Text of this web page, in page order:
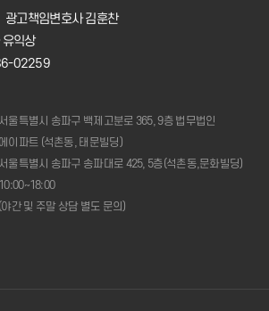
광고책임변호사 김훈찬
익상
02259
서울특별시 송파구 백제고분로 365, 9층 법무법인
에이파트 (석촌동, 태문빌딩)
서울특별시 송파구 송파대로 425, 5층(석촌동,문화빌딩)
10:00~18:00
(야간 및 주말 상담 별도 문의)